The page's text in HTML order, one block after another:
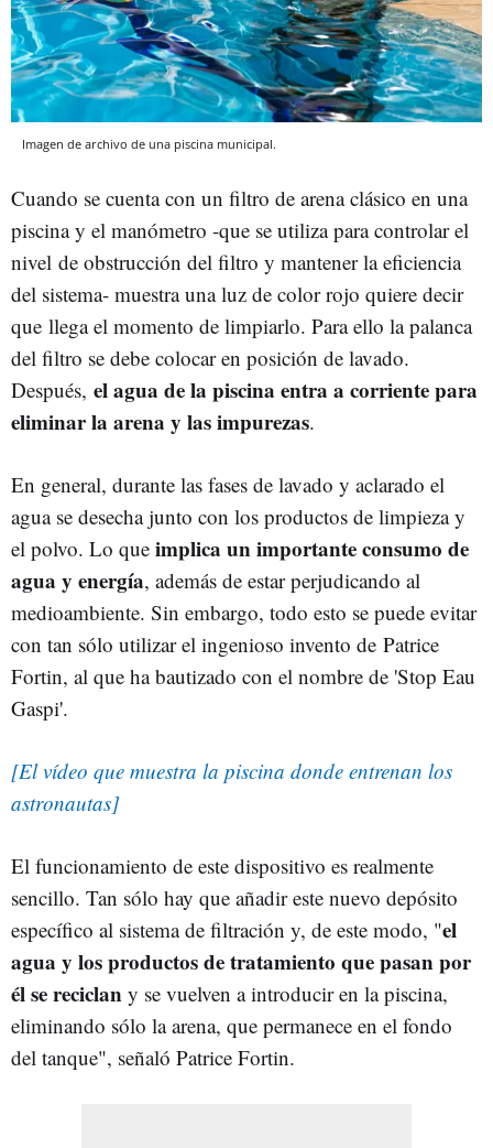
Imagen de archivo de una piscina municipal.
Cuando se cuenta con un filtro de arena clásico en una
piscina y el manómetro -que se utiliza para controlar el
nivel de obstrucción del filtro y mantener la eficiencia
del sistema- muestra una luz de color rojo quiere decir
que llega el momento de limpiarlo. Para ello la palanca
del filtro se debe colocar en posición de lavado.
Después, el agua de la piscina entra a corriente para
eliminar la arena y las impurezas.
En general, durante las fases de lavado y aclarado el
agua se desecha junto con los productos de limpieza y
el polvo. Lo que implica un importante consumo de
agua y energía, además de estar perjudicando al
medioambiente. Sin embargo, todo esto se puede evitar
con tan sólo utilizar el ingenioso invento de Patrice
Fortin, al que ha bautizado con el nombre de 'Stop Eau
Gaspi'.
[El vídeo que muestra la piscina donde entrenan los
astronautas]
El funcionamiento de este dispositivo es realmente
sencillo. Tan sólo hay que añadir este nuevo depósito
específico al sistema de filtración y, de este modo, "el
agua y los productos de tratamiento que pasan por
él se reciclan y se vuelven a introducir en la piscina,
eliminando sólo la arena, que permanece en el fondo
del tanque", señaló Patrice Fortin.